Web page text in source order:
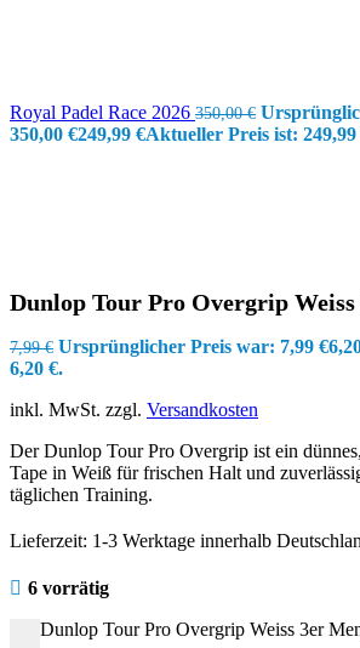
Royal Padel Race 2026 350,00€
350,00 €249,99 €Aktueller Preis ist: 249,99
Dunlop Tour Pro Overgrip Weiss
7,99€ Ursprünglicher Preis war: 7,99 €
6,20 €.
inkl. MwSt. zzgl. Versandkosten
Der Dunlop Tour Pro Overgrip ist ein
Tape in Weiß für frischen Halt und
täglichen Training.
Lieferzeit: 1-3 Werktage innerhalb
6 vorrätig
Dunlop Tour Pro Overgrip Weiss 3er